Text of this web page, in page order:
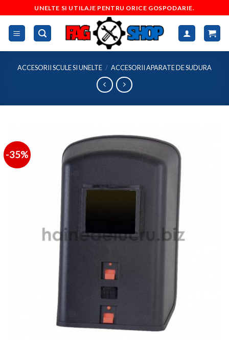
to
content
UNELTE SI UTILAJE PENTRU ORICE GOSPODARIE.
ACCESORII SCULE SI UNELTE / ACCESORII APARATE DE SUDURA
-35%